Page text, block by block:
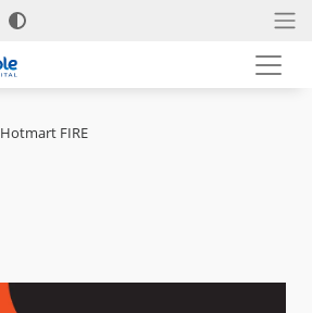
Hotmart FIRE